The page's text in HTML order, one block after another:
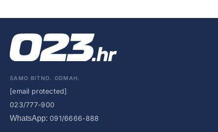
SAMO BITNO. ODMAH.
[email protected]
023/777-900
WhatsApp: 091/6666-888